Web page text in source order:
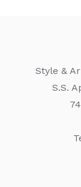
Style &
S.S.